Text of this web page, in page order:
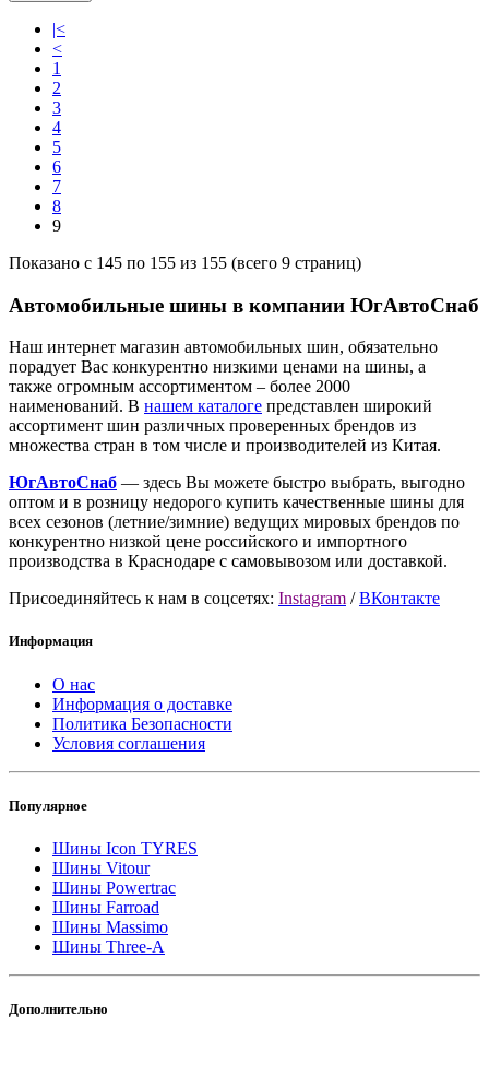
|<
<
1
2
3
4
5
6
7
8
9
Показано с 145 по 155 из 155 (всего 9 страниц)
Автомобильные шины в компании ЮгАвтоСнаб
Наш интернет магазин автомобильных шин, обязательно
порадует Вас конкурентно низкими ценами на шины, а
также огромным ассортиментом – более 2000
наименований. В нашем каталоге представлен широкий
ассортимент шин различных проверенных брендов из
множества стран в том числе и производителей из Китая.
ЮгАвтоСнаб — здесь Вы можете быстро выбрать, выгодно
оптом и в розницу недорого купить качественные шины для
всех сезонов (летние/зимние) ведущих мировых брендов по
конкурентно низкой цене российского и импортного
производства в Краснодаре с самовывозом или доставкой.
Присоединяйтесь к нам в соцсетях: Instagram /ВКонтакте
Информация
О нас
Информация о доставке
Политика Безопасности
Условия соглашения
Популярное
Шины Icon TYRES
Шины Vitour
Шины Powertrac
Шины Farroad
Шины Massimo
Шины Three-A
Дополнительно